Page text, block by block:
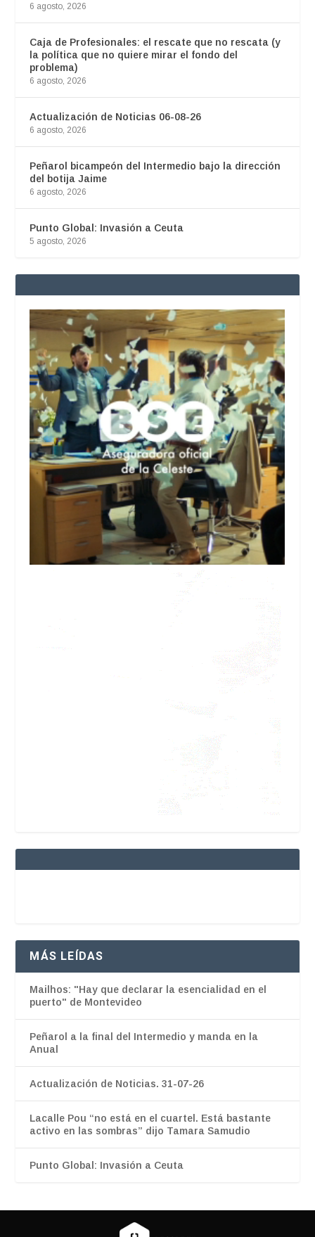
6 agosto, 2026
Caja de Profesionales: el rescate que no rescata (y
la política que no quiere mirar el fondo del
problema)
6 agosto, 2026
Actualización de Noticias 06-08-26
6 agosto, 2026
Peñarol bicampeón del Intermedio bajo la dirección
del botija Jaime
6 agosto, 2026
Punto Global: Invasión a Ceuta
5 agosto, 2026
MÁS LEÍDAS
Mailhos: "Hay que declarar la esencialidad en el
puerto" de Montevideo
Peñarol a la final del Intermedio y manda en la
Anual
Actualización de Noticias. 31-07-26
Lacalle Pou “no está en el cuartel. Está bastante
activo en las sombras” dijo Tamara Samudio
Punto Global: Invasión a Ceuta